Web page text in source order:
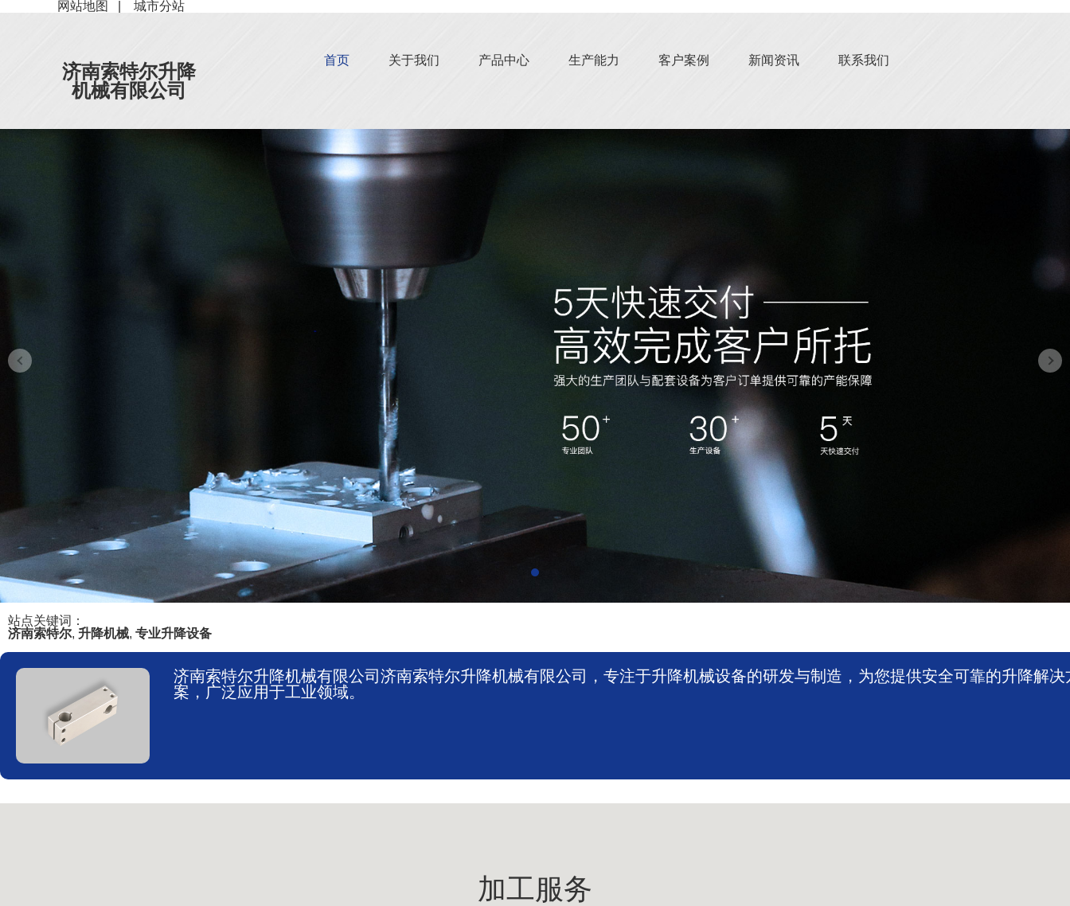
网站地图 城市分站
济南索特尔升降
机械有限公司
首页 关于我们 产品中心 生产能力 客户案例 新闻资讯 联系我们
站点关键词：
济南索特尔, 升降机械, 专业升降设备
济南索特尔升降机械有限公司济南索特尔升降机械有限公司，专注于升降机械设备的研发与制造，为您提供安全可靠的升降解决
案，广泛应用于工业领域。
加工服务